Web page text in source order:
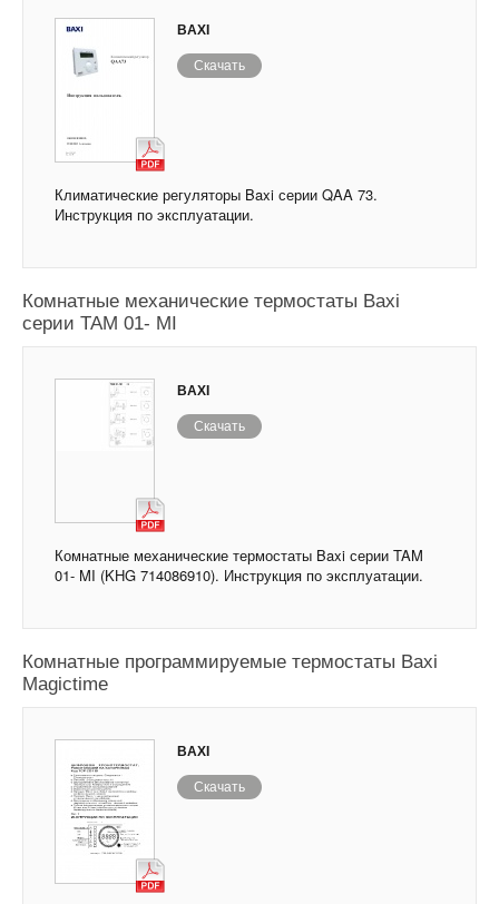
BAXI
Скачать
Климатические регуляторы Baxi серии QAA 73.
Инструкция по эксплуатации.
Комнатные механические термостаты Baxi
серии TAM 01- MI
BAXI
Скачать
Комнатные механические термостаты Baxi серии TAM
01- MI (KHG 714086910). Инструкция по эксплуатации.
Комнатные программируемые термостаты Baxi
Magictime
BAXI
Скачать